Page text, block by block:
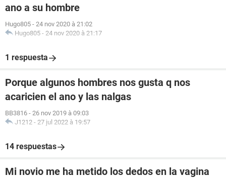
ano a su hombre
Hugo805 - 24 nov 2020 à 21:02
Hugo805 - 24 nov 2020 à 21:17
1 respuesta
Porque algunos hombres nos gusta q nos
acaricien el ano y las nalgas
BB3816 - 26 nov 2019 à 09:03
J1212 - 27 jul 2022 à 19:57
14 respuestas
Mi novio me ha metido los dedos en la vagina